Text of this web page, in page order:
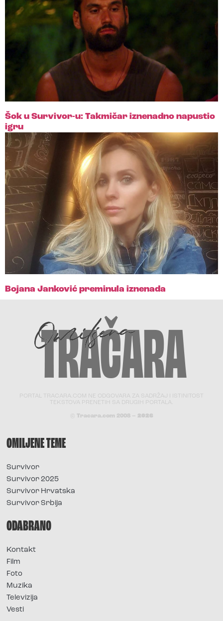
Šok u Survivor-u: Takmičar iznenadno napustio
igru
Bojana Janković preminula iznenada
PORTAL TRACARA.COM NE ODGOVARA ZA SADRŽAJ I ISTINITOST
TEKSTOVA PRENETIH SA DRUGIH PORTALA.
© Tracara.com 2008 – 2026
OMILJENE TEME
Survivor
Survivor 2025
Survivor Hrvatska
Survivor Srbija
ODABRANO
Kontakt
Film
Foto
Muzika
Televizija
Vesti